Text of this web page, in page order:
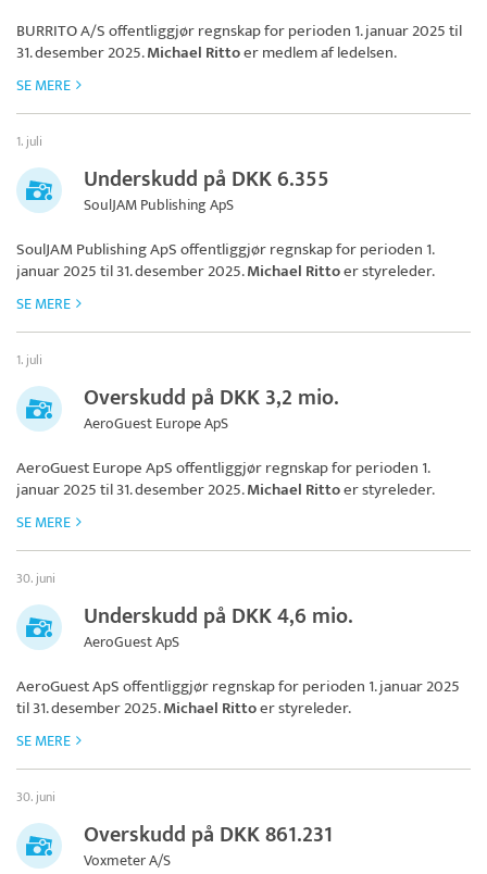
BURRITO A/Soffentliggjør regnskap for perioden 1. januar 2025 til
31. desember 2025.Michael Rittoer medlem af ledelsen.
SE MERE
1. juli
Underskudd på DKK 6.355
SoulJAM Publishing ApS
SoulJAM Publishing ApSoffentliggjør regnskap for perioden 1.
januar 2025 til 31. desember 2025.Michael Rittoer styreleder.
SE MERE
1. juli
Overskudd på DKK 3,2 mio.
AeroGuest Europe ApS
AeroGuest Europe ApSoffentliggjør regnskap for perioden 1.
januar 2025 til 31. desember 2025.Michael Rittoer styreleder.
SE MERE
30. juni
Underskudd på DKK 4,6 mio.
AeroGuest ApS
AeroGuest ApSoffentliggjør regnskap for perioden 1. januar 2025
til 31. desember 2025.Michael Rittoer styreleder.
SE MERE
30. juni
Overskudd på DKK 861.231
Voxmeter A/S